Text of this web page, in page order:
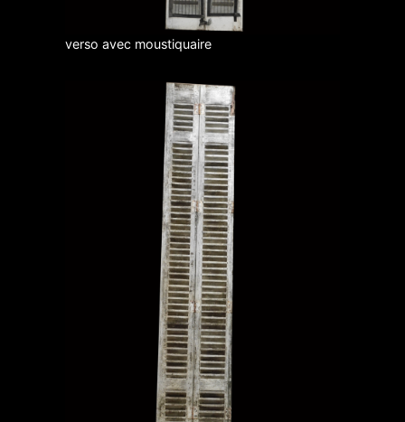
verso avec moustiquaire